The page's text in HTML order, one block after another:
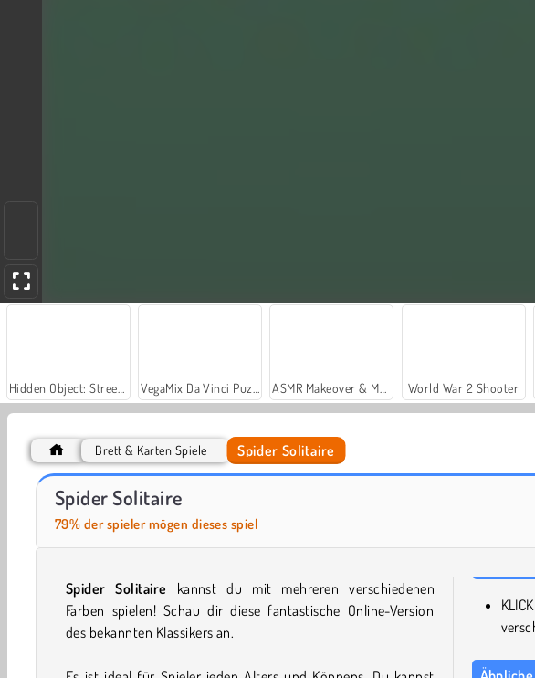
World War 2 Shooter
Let's Fish!
Brett & Karten Spiele Spider Solitaire
Spider Solitaire
79% der spieler mögen dieses spiel
Spider Solitaire kannst du mit mehreren verschiedenen
Farben spielen! Schau dir diese fantastische Online-Version
des bekannten Klassikers an.